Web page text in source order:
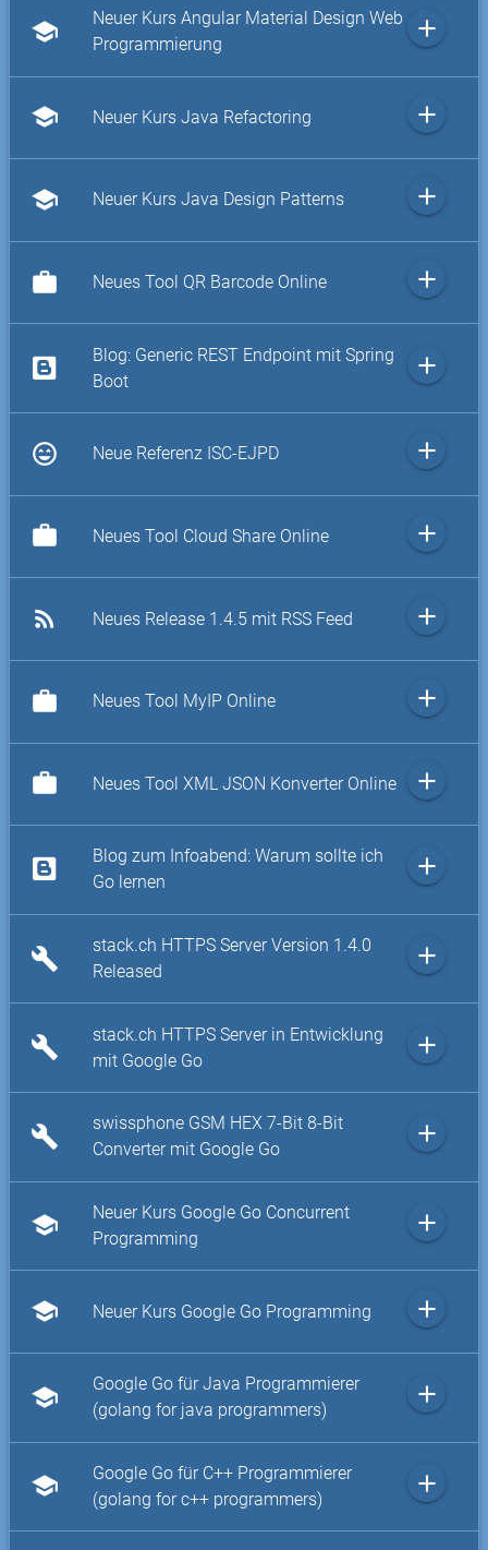
school
Neuer Kurs Angular Material Design Web
Programmierung
add
school Neuer Kurs Java Refactoring add
school Neuer Kurs Java Design Patterns add
work Neues Tool QR Barcode Online add
Blog: Generic REST Endpoint mit Spring
Boot
add
sentiment_very_satisfied Neue Referenz ISC-EJPD add
work Neues Tool Cloud Share Online add
rss_feed Neues Release 1.4.5 mit RSS Feed add
work Neues Tool MyIP Online add
work Neues Tool XML JSON Konverter Online add
Blog zum Infoabend: Warum sollte ich
Go lernen
add
build
stack.ch HTTPS Server Version 1.4.0
Released
add
build
stack.ch HTTPS Server in Entwicklung
mit Google Go
add
build
swissphone GSM HEX 7-Bit 8-Bit
Converter mit Google Go
add
school
Neuer Kurs Google Go Concurrent
Programming
add
school Neuer Kurs Google Go Programming add
school
Google Go für Java Programmierer
(golang for java programmers)
add
school
Google Go für C++ Programmierer
(golang for c++ programmers)
add